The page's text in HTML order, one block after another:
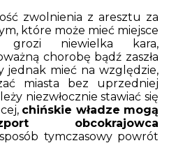
zwolnienia z aresztu za
które może mieć miejsce
grozi niewielka kara,
chorobę bądź zaszła
jednak mieć na względzie,
miasta bez uprzedniej
niezwłocznie stawiać się
chińskie władze mogą
obcokrajowca
tymczasowy powrót